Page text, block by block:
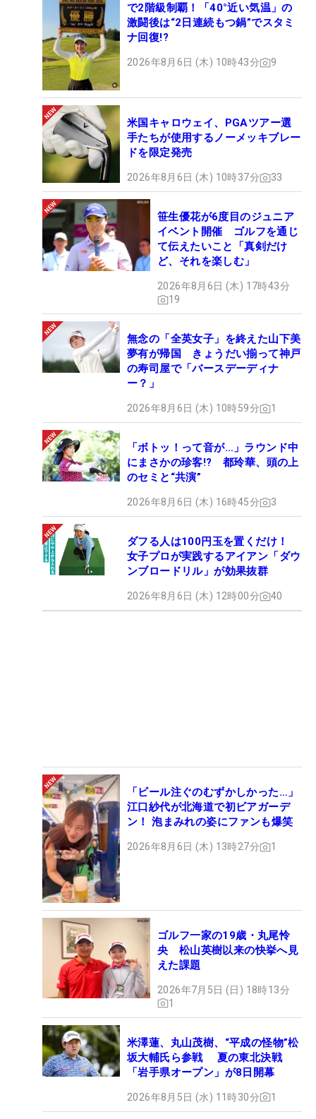
で2階級制覇！「40°近い気温」の
激闘後は“2日連続もつ鍋”でスタミ
ナ回復!?
2026年8月6日 (木) 10時43分 9
米国キャロウェイ、PGAツアー選
手たちが使用するノーメッキブレー
ドを限定発売
2026年8月6日 (木) 10時37分 33
笹生優花が6度目のジュニア
イベント開催 ゴルフを通じ
て伝えたいこと「真剣だけ
ど、それを楽しむ」
2026年8月6日 (木) 17時43分
19
無念の「全英女子」を終えた山下美
夢有が帰国 きょうだい揃って神戸
の寿司屋で「バースデーディナ
ー？」
2026年8月6日 (木) 10時59分 1
「ボトッ！って音が…」ラウンド中
にまさかの珍客!? 都玲華、頭の上
のセミと“共演”
2026年8月6日 (木) 16時45分 3
ダフる人は100円玉を置くだけ！
女子プロが実践するアイアン「ダウ
ンブロードリル」が効果抜群
2026年8月6日 (木) 12時00分 40
「ビール注ぐのむずかしかった…」
江口紗代が北海道で初ビアガーデ
ン！ 泡まみれの姿にファンも爆笑
2026年8月6日 (木) 13時27分 1
ゴルフ一家の19歳・丸尾怜
央 松山英樹以来の快挙へ見
えた課題
2026年7月5日 (日) 18時13分
1
米澤蓮、丸山茂樹、“平成の怪物”松
坂大輔氏ら参戦 夏の東北決戦
「岩手県オープン」が8日開幕
2026年8月5日 (水) 11時30分 1